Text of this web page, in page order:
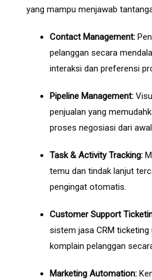
yang mampu menjawab
Contact Management:
pelanggan secara
interaksi dan preferensi
Pipeline Management:
penjualan yang
proses negosiasi dari
Task & Activity Tracking:
temu dan tindak lanjut
pengingat otomatis.
Customer Support
sistem jasa CRM ticketing
komplain pelanggan
Marketing Automation: